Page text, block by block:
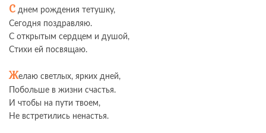
С днем рождения тетушку,
Сегодня поздравляю.
С открытым сердцем и душой,
Стихи ей посвящаю.
Желаю светлых, ярких дней,
Побольше в жизни счастья.
И чтобы на пути твоем,
Не встретились ненастья.